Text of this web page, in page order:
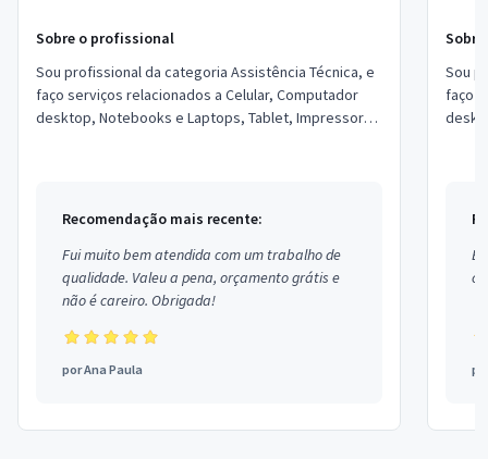
Sobre o profissional
Sou profissional da categoria Assistência Técnica, e
faço serviços relacionados a Celular, Computador
desktop, Notebooks e Laptops, Tablet, Impressora,
Recomendação mais recente:
Fui muito bem atendida com um trabalho de
qualidade. Valeu a pena, orçamento grátis e
não é careiro. Obrigada!
porAna Paula
Sou
faço